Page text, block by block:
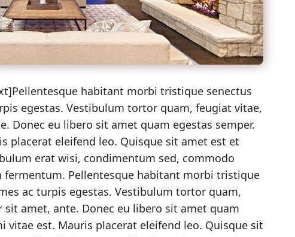
habitant morbi tristique senectus
egestas. Vestibulum tortor quam, feugiat vitae,
Donec eu libero sit amet quam egestas semper.
placerat eleifend leo. Quisque sit amet est et
erat wisi, condimentum sed, commodo
fermentum. Pellentesque habitant morbi tristique
ac turpis egestas. Vestibulum tortor quam,
amet, ante. Donec eu libero sit amet quam
vitae est. Mauris placerat eleifend leo. Quisque sit